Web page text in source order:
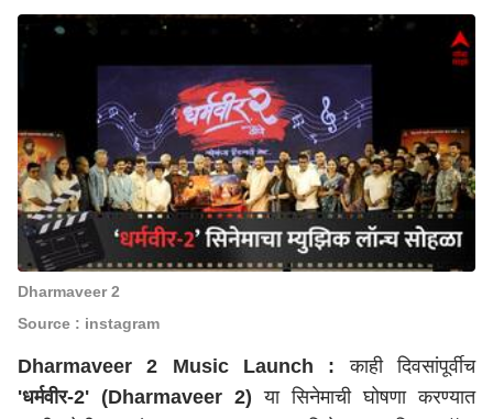
Dharmaveer 2
Source : instagram
Dharmaveer 2 Music Launch : काही दिवसांपूर्वीच
'धर्मवीर-2' (Dharmaveer 2) या सिनेमाची घोषणा करण्यात